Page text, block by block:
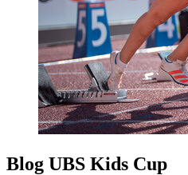
Blog UBS Kids Cup